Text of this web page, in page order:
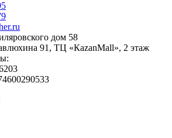
дом 58
91, ТЦ «КazanMall», 2 этаж